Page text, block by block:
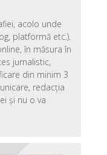
acolo unde
platformă etc.).
în măsura în
jurnalistic,
din minim 3
redacția
și nu o va